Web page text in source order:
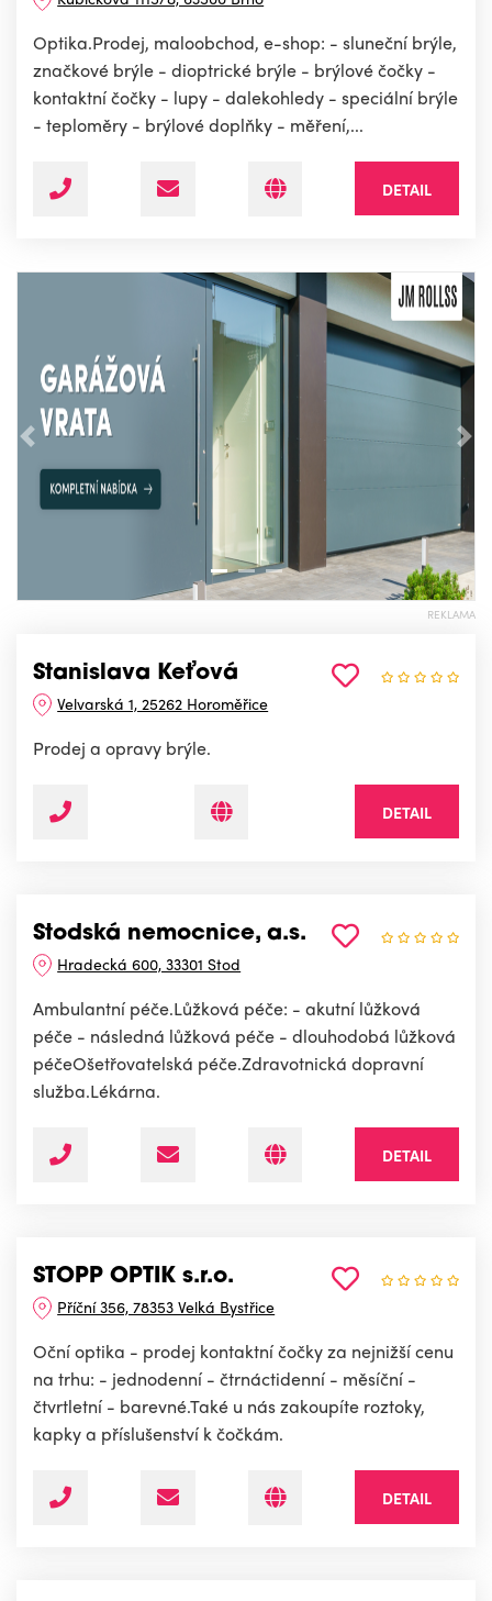
Optika.Prodej, maloobchod, e-shop: - sluneční brýle,
značkové brýle - dioptrické brýle - brýlové čočky -
kontaktní čočky - lupy - dalekohledy - speciální brýle
- teploměry - brýlové doplňky - měření,...
DETAIL
Předchozí
REKLAMA
Stanislava Keťová
Velvarská 1, 25262 Horoměřice
Prodej a opravy brýle.
DETAIL
Stodská nemocnice, a.s.
Hradecká 600, 33301 Stod
Ambulantní péče.Lůžková péče: - akutní lůžková
péče - následná lůžková péče - dlouhodobá lůžková
péčeOšetřovatelská péče.Zdravotnická dopravní
služba.Lékárna.
DETAIL
STOPP OPTIK s.r.o.
Příční 356, 78353 Velká Bystřice
Oční optika - prodej kontaktní čočky za nejnižší cenu
na trhu: - jednodenní - čtrnáctidenní - měsíční -
čtvrtletní - barevné.Také u nás zakoupíte roztoky,
kapky a příslušenství k čočkám.
DETAIL